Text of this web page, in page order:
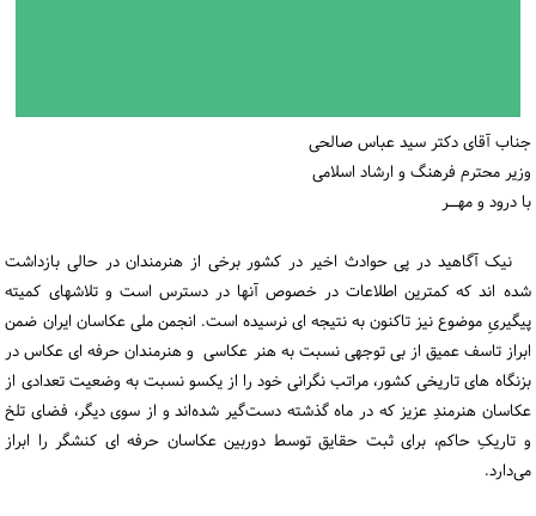
جناب آقای دکتر سید عباس صالحی
وزیر محترم فرهنگ و ارشاد اسلامی
با درود و مهــر
نیک آگاهید در پی حوادث اخیر در کشور برخی از هنرمندان در حالی بازداشت
شده اند که کمترین اطلاعات در خصوص آنها در دسترس است و تلاشهای کمیته
پیگیریِ موضوع نیز تاکنون به نتیجه ای نرسیده است. انجمن ملی عکاسان ایران ضمن
ابراز تاسف عمیق از بی توجهی نسبت به هنر عکاسی و هنرمندان حرفه ای عکاس در
بزنگاه های تاریخی کشور، مراتب نگرانی خود را از یکسو نسبت به وضعیت تعدادی از
عکاسان هنرمندِ عزیز که در ماه گذشته دست‌گیر شده‌اند و از سوی دیگر، فضای تلخ
و تاریکِ حاکم، برای ثبت حقایق توسط دوربین عکاسان حرفه ای کنشگر را ابراز
می‌دارد.